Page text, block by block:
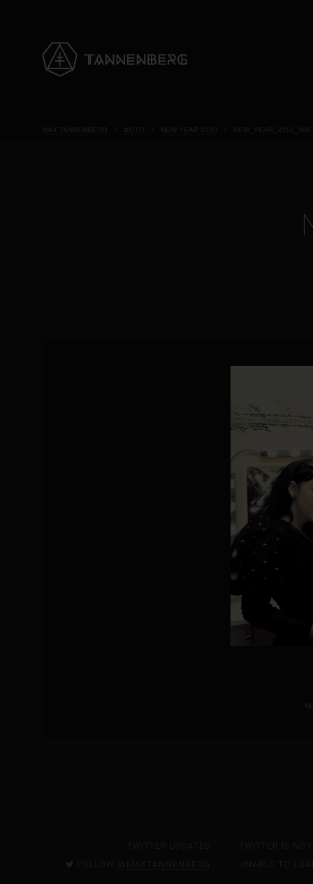
MAX TANNENBERG ФОТО NEW YEAR 2010 NEW_YEAR_2010_008
TWITTER UPDATES
FOLLOW @
MAXTANNENBERG
TWITTER IS
UNABLE TO